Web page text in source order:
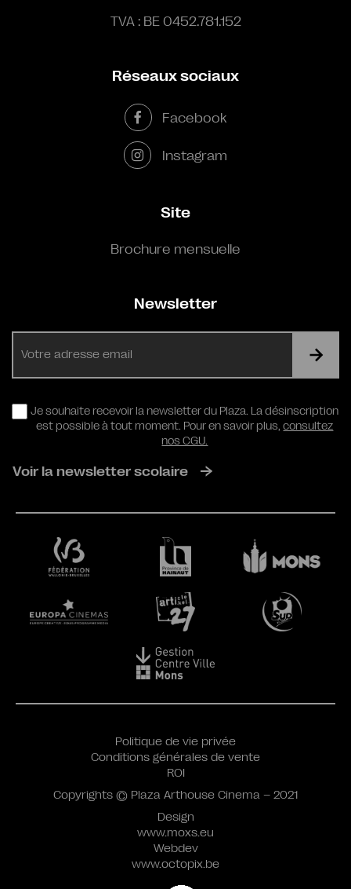
TVA : BE 0452.781.152
Réseaux sociaux
Facebook
Instagram
Site
Brochure mensuelle
Newsletter
RGPD
Je souhaite recevoir la newsletter du Plaza. La désinscription
est possible à tout moment. Pour en savoir plus,consultez
nos CGU.
Voir la newsletter scolaire
Design
www.moxs.eu
Webdev
www.octopix.be
Politique de vie privée
Conditions générales de vente
ROI
Copyrights © Plaza Arthouse Cinema – 2021